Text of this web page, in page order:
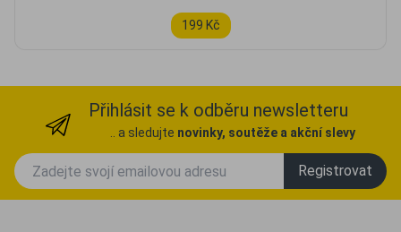
199 Kč
Přihlásit se k odběru newsletteru
.. a sledujte novinky, soutěže a akční slevy
Registrovat